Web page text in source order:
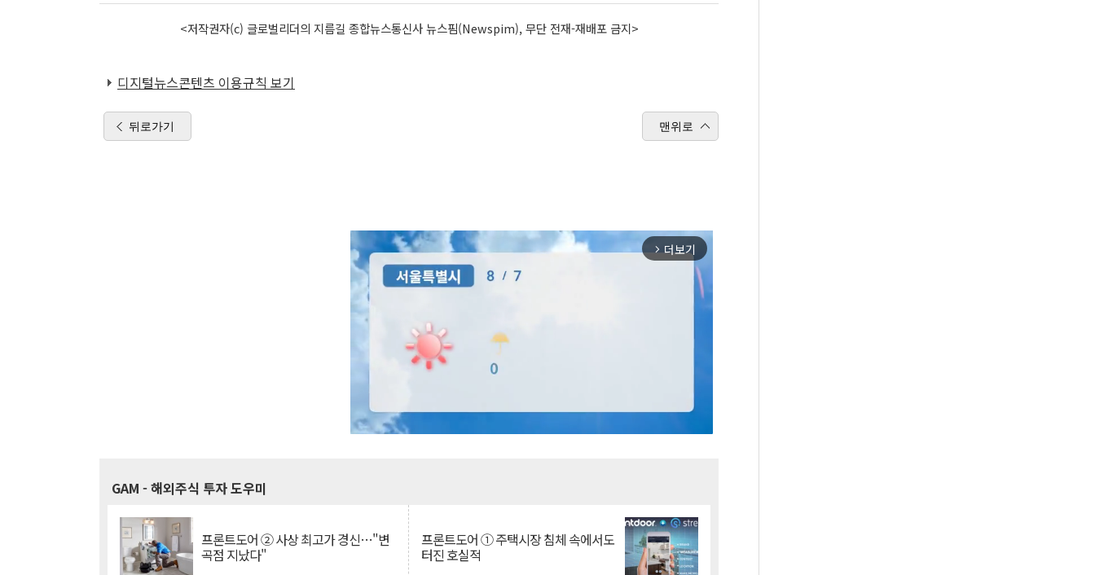
<저작권자(c) 글로벌리더의 지름길 종합뉴스통신사 뉴스핌(Newspim), 무단 전재-재배포 금지>
디지털뉴스콘텐츠 이용규칙 보기
뒤로가기 맨위로
arrow_forward_ios 더보기
GAM - 해외주식 투자 도우미
프론트도어 ② 사상 최고가 경신…"변
곡점 지났다"
프론트도어 ① 주택시장 침체 속에서도
터진 호실적